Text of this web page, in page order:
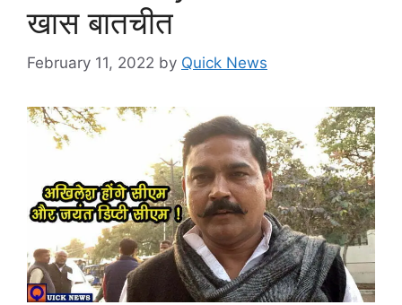
खास बातचीत
February 11, 2022 by Quick News